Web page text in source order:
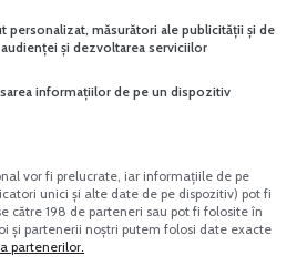
cu activitatile din
nu depasesc echivalentul a
PFA le detine in patrimoniu.
metodologice la pct. 8 alin. (12)
de venit si care anterior a fost
personalizat, măsurători ale publicității și de
și dezvoltarea serviciilor
informațiilor de pe un dispozitiv
vor fi prelucrate, iar informațiile de pe
unici și alte date de pe dispozitiv) pot fi
către 198 de parteneri sau pot fi folosite în
și partenerii noștri putem folosi date exacte
partenerilor.